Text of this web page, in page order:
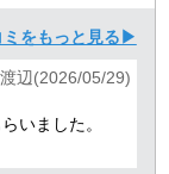
ミをもっと見る▶
渡辺(2026/05/29)
いました。